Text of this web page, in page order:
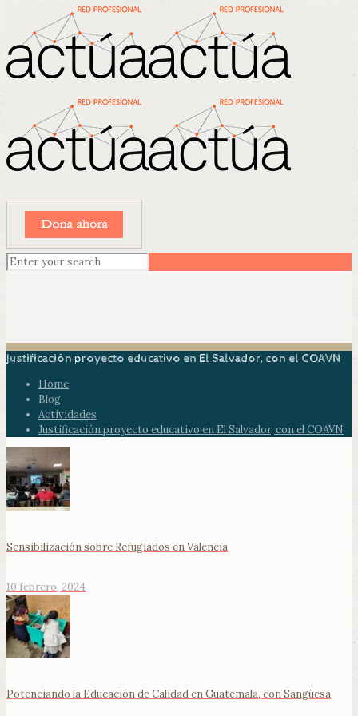
Justificación proyecto educativo en El Salvador, con el COAVN
Home
Blog
Actividades
Justificación proyecto educativo en El Salvador, con el COAVN
Sensibilización sobre Refugiados en Valencia
10 febrero, 2024
Potenciando la Educación de Calidad en Guatemala, con Sangüesa